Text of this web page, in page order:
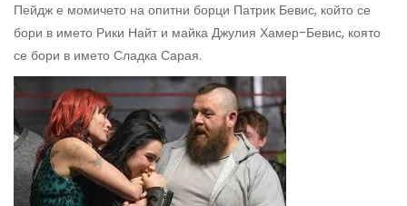
Пейдж е момичето на опитни борци Патрик Бевис, който се
бори в името Рики Найт и майка Джулия Хамер-Бевис, която
се бори в името Сладка Сарая.